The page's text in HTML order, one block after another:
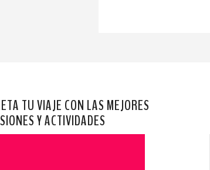
TU VIAJE CON LAS MEJORES
Y ACTIVIDADES